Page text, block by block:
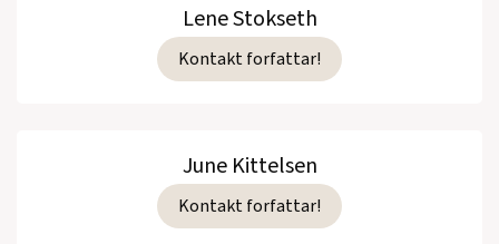
Lene Stokseth
Kontakt forfattar!
June Kittelsen
Kontakt forfattar!